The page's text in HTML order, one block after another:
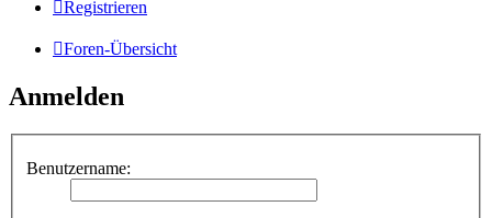
Registrieren
Foren-Übersicht
Anmelden
Benutzername: